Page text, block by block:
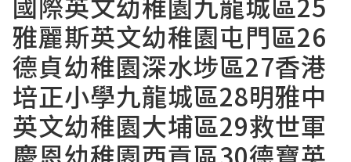
雅麗斯英文幼稚園屯門區26
德貞幼稚園深水埗區27香港
培正小學九龍城區28明雅中
英文幼稚園大埔區29救世軍